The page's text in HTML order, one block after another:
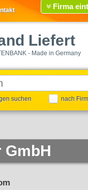
Firma
Liefert
- Made in Germany
suchen nach
GmbH